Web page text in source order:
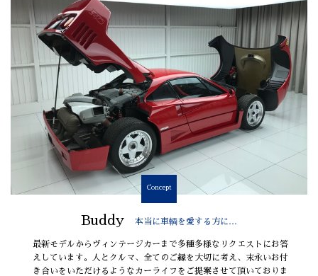
Concept
Buddy 本当に車輌を愛する方に…
最新モデルからヴィンテージカーまで多種多様なリクエストにお答
えしています。人とクルマ、全てのご縁を大切に考え、末永いお付
き合いをいただけるようなカーライフをご提案させて頂いておりま